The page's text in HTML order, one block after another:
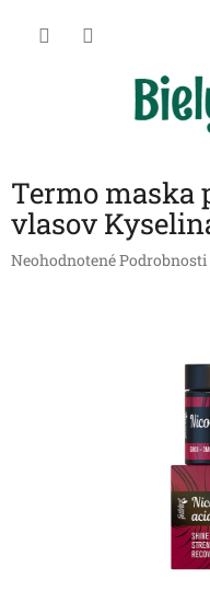
Termo maska
vlasov
Priemerné
Neohodnotené